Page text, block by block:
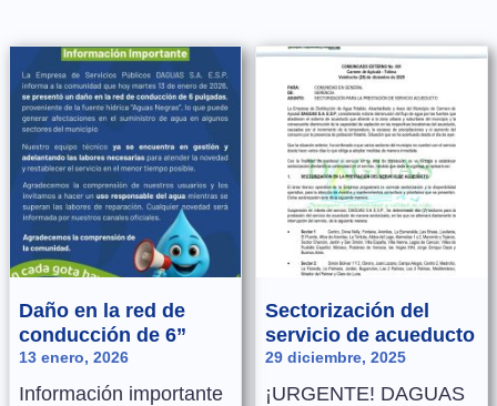
Daño en la red de
conducción de 6”
13 enero, 2026
Información importante
Sectorización del
servicio de acueducto
29 diciembre, 2025
¡URGENTE! DAGUAS